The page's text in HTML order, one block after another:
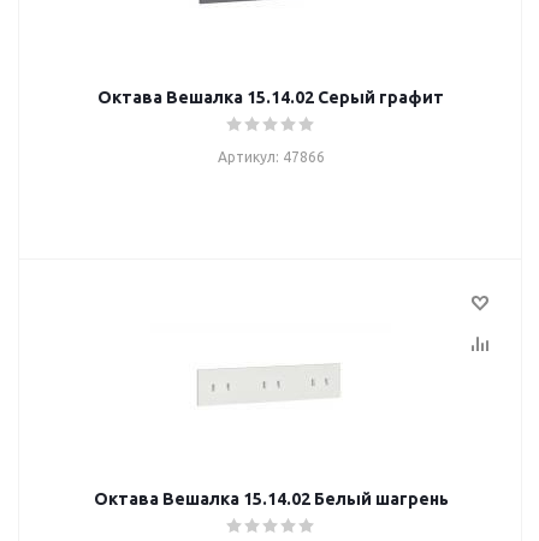
Октава Вешалка 15.14.02 Серый графит
Артикул: 47866
Октава Вешалка 15.14.02 Белый шагрень